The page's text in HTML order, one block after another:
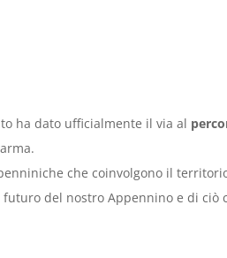
ha dato ufficialmente il via al
che coinvolgono il
del nostro Appennino e di ciò